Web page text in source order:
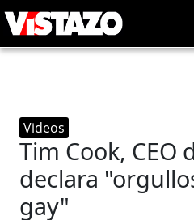
Videos
Tim Cook, CEO
declara
gay"